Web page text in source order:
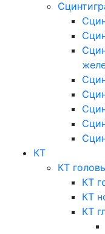
КТ
КТ
КТ
КТ
КТ